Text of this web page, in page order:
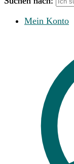
Mein Konto